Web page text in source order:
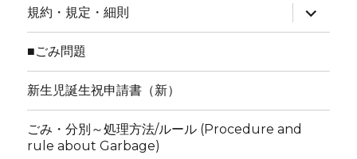
規約・規定・細則
ブ
メ
ー
開
■ごみ問題
新生児誕生祝申請書（新）
ごみ・分別～処理方法/ルール (Procedure and
rule about Garbage)